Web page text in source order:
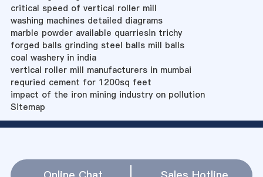
critical speed of vertical roller mill
washing machines detailed diagrams
marble powder available quarriesin trichy
forged balls grinding steel balls mill balls
coal washery in india
vertical roller mill manufacturers in mumbai
requried cement for 1200sq feet
impact of the iron mining industry on pollution
Sitemap